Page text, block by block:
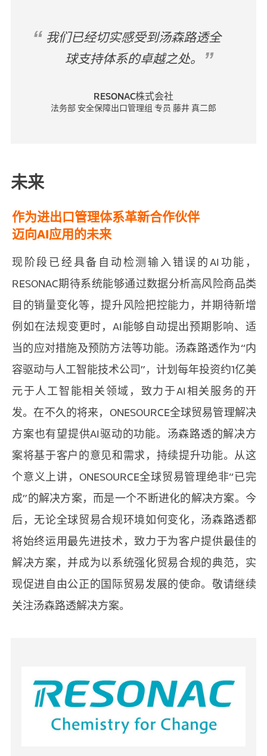
我们已经切实感受到汤森路透全
球支持体系的卓越之处。
RESONAC株式会社
法务部 安全保障出口管理组 专员 藤井 真二郎
未来
作为进出口管理体系革新合作伙伴
迈向AI应用的未来
现阶段已经具备自动检测输入错误的AI功能，
RESONAC期待系统能够通过数据分析高风险商品类
目的销量变化等，提升风险把控能力，并期待新增
例如在法规变更时，AI能够自动提出预期影响、适
当的应对措施及预防方法等功能。汤森路透作为“内
容驱动与人工智能技术公司”，计划每年投资约1亿美
元于人工智能相关领域，致力于AI相关服务的开
发。在不久的将来，ONESOURCE全球贸易管理解决
方案也有望提供AI驱动的功能。汤森路透的解决方
案将基于客户的意见和需求，持续提升功能。从这
个意义上讲，ONESOURCE全球贸易管理绝非“已完
成”的解决方案，而是一个不断进化的解决方案。今
后，无论全球贸易合规环境如何变化，汤森路透都
将始终运用最先进技术，致力于为客户提供最佳的
解决方案，并成为以系统强化贸易合规的典范，实
现促进自由公正的国际贸易发展的使命。敬请继续
关注汤森路透解决方案。